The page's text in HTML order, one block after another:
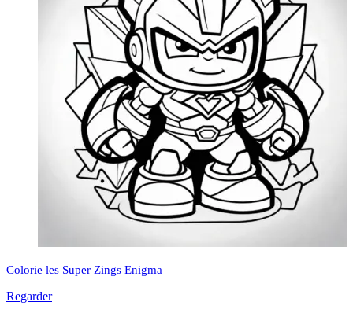
Colorie les Super Zings Enigma
Regarder